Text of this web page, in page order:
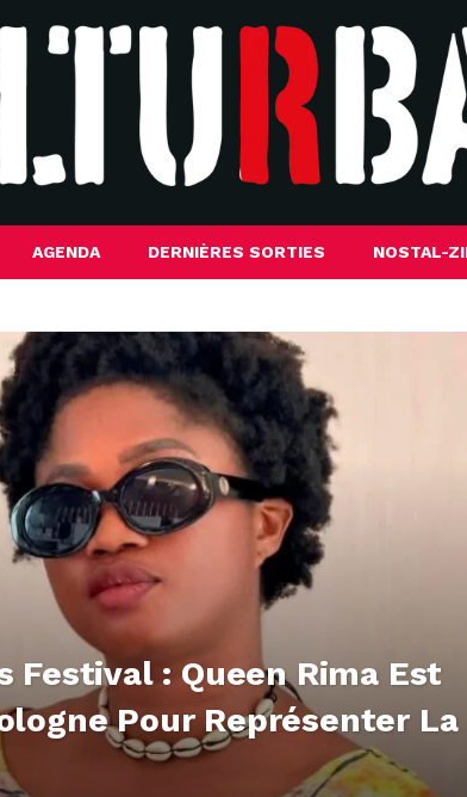
AGENDA DERNIÈRES SORTIES NOSTAL-
Festival : Queen Rima Est
Pour Représenter La